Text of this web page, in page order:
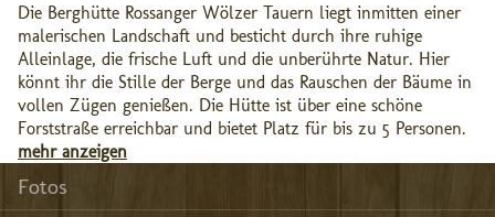
Die Berghütte Rossanger Wölzer Tauern liegt inmitten einer
malerischen Landschaft und besticht durch ihre ruhige
Alleinlage, die frische Luft und die unberührte Natur. Hier
könnt ihr die Stille der Berge und das Rauschen der Bäume in
vollen Zügen genießen. Die Hütte ist über eine schöne
Forststraße erreichbar und bietet Platz für bis zu 5 Personen.
mehr anzeigen
Fotos